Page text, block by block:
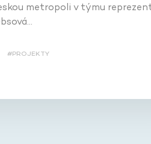
metropoli v týmu
#PROJEKTY